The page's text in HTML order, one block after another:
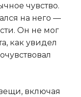
чувство.
на него —
Он не мог
как увидел
включая